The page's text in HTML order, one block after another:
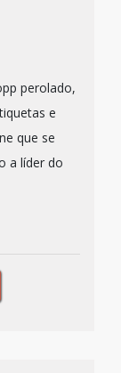
perolado,
e
que se
a líder do